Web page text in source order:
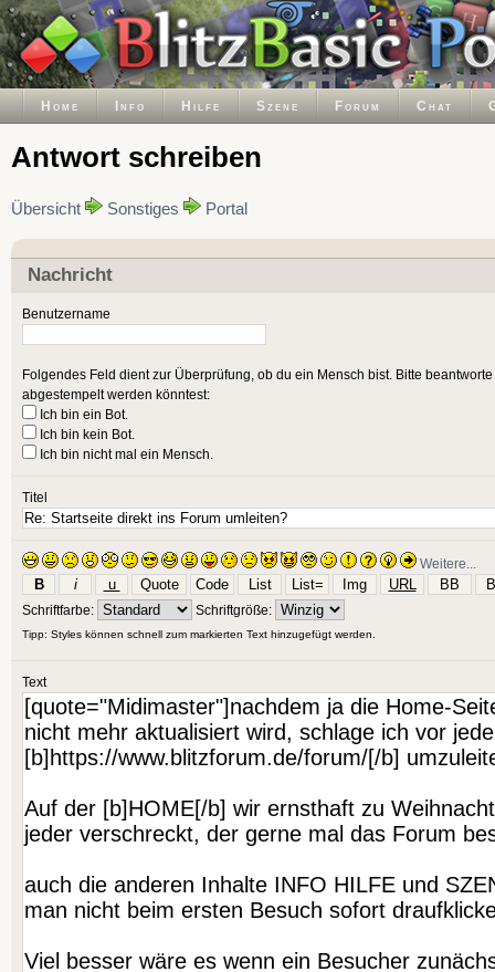
Home Info Hilfe Szene Forum Chat
Antwort schreiben
Übersicht Sonstiges Portal
Nachricht
Benutzername
Folgendes Feld dient zur Überprüfung, ob du ein Mensch bist. Bitte
abgestempelt werden könntest:
Ich bin ein Bot.
Ich bin kein Bot.
Ich bin nicht mal ein Mensch.
Titel
Weitere...
Schriftfarbe: Schriftgröße:
Tipp: Styles können schnell zum markierten Text hinzugefügt werden.
Text